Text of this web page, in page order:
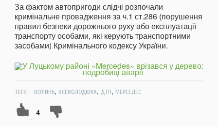
За фактом автопригоди слідчі розпочали
кримінальне провадження за ч.1 ст.286 (порушення
правил безпеки дорожнього руху або експлуатації
транспорту особами, які керують транспортними
засобами) Кримінального кодексу України.
ТЕГИ: ВОЛИНЬ, ВСЕВОЛОДІВКА, ДТП, МЕРСЕДЕС
4